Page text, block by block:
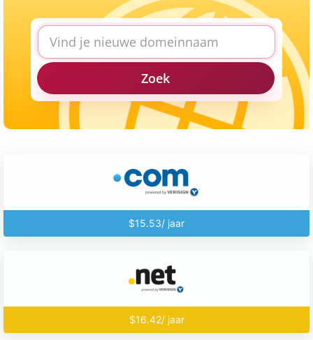
Zoek
$15.53/ jaar
$16.42/ jaar